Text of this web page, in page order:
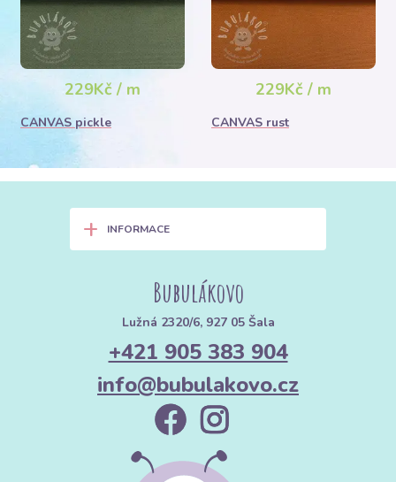
229Kč / m
CANVAS pickle
229Kč / m
CANVAS rust
+ INFORMACE
Bubulákovo
Lužná 2320/6, 927 05 Šala
+421 905 383 904
info@bubulakovo.cz